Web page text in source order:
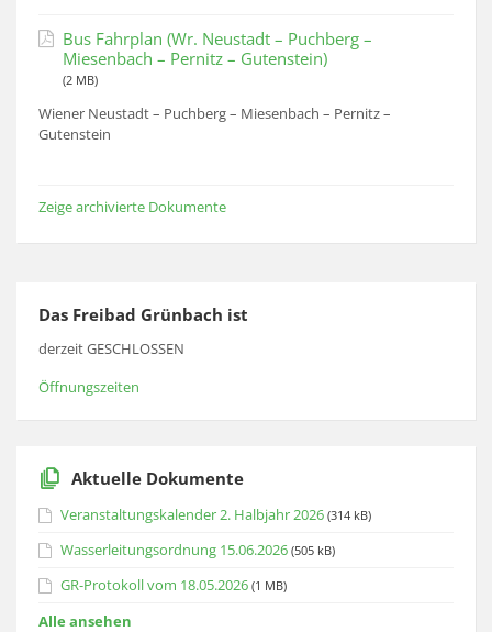
Bus Fahrplan (Wr. Neustadt – Puchberg –
Miesenbach – Pernitz – Gutenstein)
(2 MB)
Wiener Neustadt – Puchberg – Miesenbach – Pernitz –
Gutenstein
Zeige archivierte Dokumente
Das Freibad Grünbach ist
derzeit GESCHLOSSEN
Öffnungszeiten
Aktuelle Dokumente
Veranstaltungskalender 2. Halbjahr 2026 (314 kB)
Wasserleitungsordnung 15.06.2026 (505 kB)
GR-Protokoll vom 18.05.2026 (1 MB)
Alle ansehen